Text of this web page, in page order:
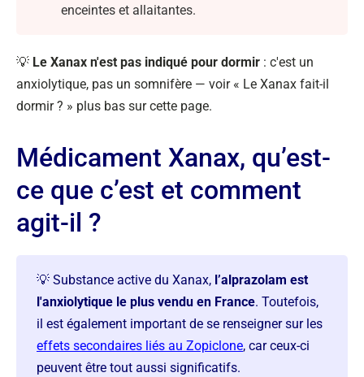
enceintes et allaitantes.
💡 Le Xanax n'est pas indiqué pour dormir : c'est un
anxiolytique, pas un somnifère — voir « Le Xanax fait-il
dormir ? » plus bas sur cette page.
Médicament Xanax, qu’est-
ce que c’est et comment
agit-il ?
💡 Substance active du Xanax, l’alprazolam est
l'anxiolytique le plus vendu en France. Toutefois,
il est également important de se renseigner sur les
effets secondaires liés au Zopiclone, car ceux-ci
peuvent être tout aussi significatifs.